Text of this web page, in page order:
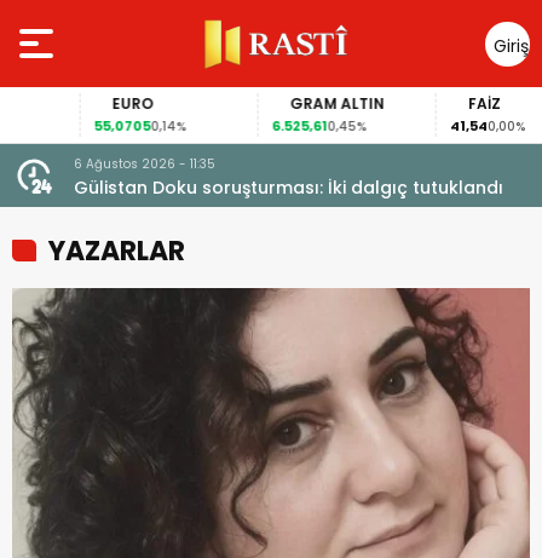
Giriş
Yap
55,07050,14%
GRAM ALTIN
6.525,610,45% 0,00%
6 Ağustos 2026 - 11:35
Gülistan Doku soruşturması: İki dalgıç tutuklandı
YAZARLAR